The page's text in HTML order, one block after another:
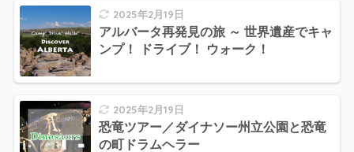
2025年2月19日
アルバータ再発見の旅 ～ 世界遺産でキャ
ンプ！ ドライブ！ ウォーク！
2025年2月19日
恐竜ツアー／ダイナソー州立公園と恐竜
の町ドラムヘラー